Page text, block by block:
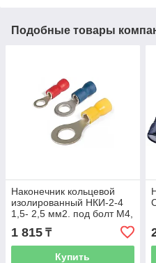
Подобные товары
Наконечник кольцевой
изолированный НКИ-2-4
1,5- 2,5 мм2. под болт М4,
1 815 ₸
Купить